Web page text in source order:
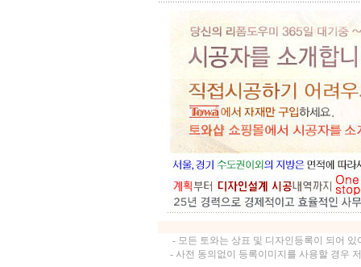
- 모든 토와는 상표 및 디자인등록이 되어
- 사전 동의없이 등록이미지를 사용할 경우